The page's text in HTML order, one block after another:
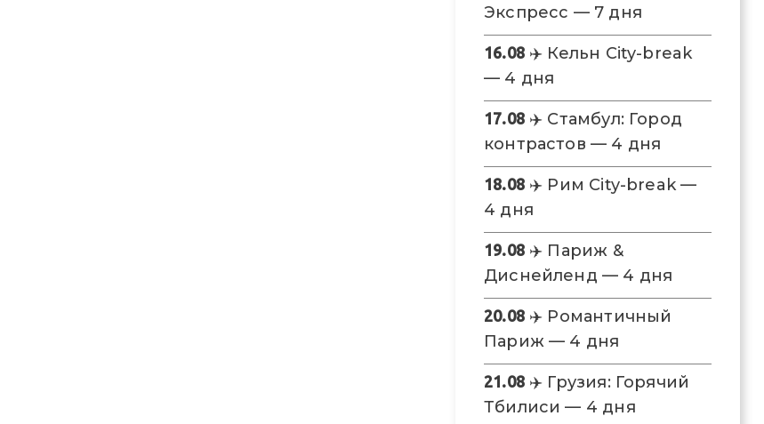
Экспресс — 7 дня
16.08✈️ Кельн City-break
— 4 дня
17.08✈️ Стамбул: Город
контрастов — 4 дня
18.08✈️ Рим City-break —
4 дня
19.08✈️ Париж &
Диснейленд — 4 дня
20.08✈️ Романтичный
Париж — 4 дня
21.08✈️ Грузия: Горячий
Тбилиси — 4 дня